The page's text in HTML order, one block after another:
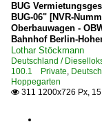
BUG
BUG-06" [NVR-
Oberbauwagen -
Bahnhof Berlin-
Lothar Stöckmann
Deutschland /
100.1 Private,
Hoppegarten
 311 1200x726 Px,